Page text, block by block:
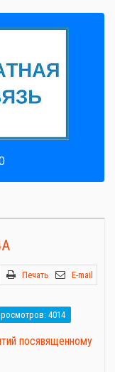
Печать E-mail
4014
посявященному